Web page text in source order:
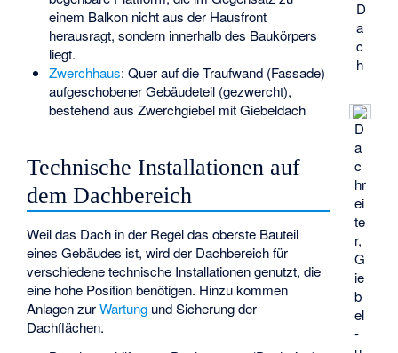
D
a
c
h
D
a
c
hr
ei
te
r,
G
ie
b
el
-
einem Balkon nicht aus der Hausfront
herausragt, sondern innerhalb des Baukörpers
liegt.
Zwerchhaus: Quer auf die Traufwand (Fassade)
aufgeschobener Gebäudeteil (gezwercht),
bestehend aus Zwerchgiebel mit Giebeldach
Technische Installationen auf
dem Dachbereich
Weil das Dach in der Regel das oberste Bauteil
eines Gebäudes ist, wird der Dachbereich für
verschiedene technische Installationen genutzt, die
eine hohe Position benötigen. Hinzu kommen
Anlagen zurWartung und Sicherung der
Dachflächen.